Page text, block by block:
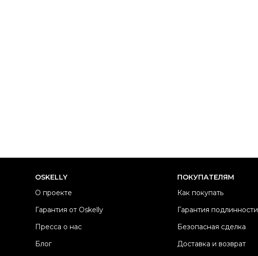
OSKELLY
О проекте
Гарантия от Oskelly
Пресса о нас
Блог
ПОКУПАТЕЛЯМ
Как покупать
Гарантия подлинности
Безопасная сделка
Доставка и возврат